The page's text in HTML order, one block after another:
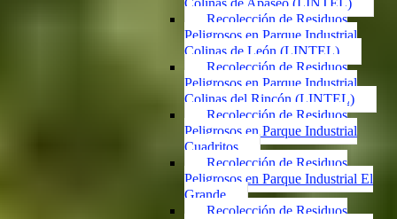
Colinas de Apaseo (LINTEL)
Recolección de Residuos
Peligrosos en Parque Industrial
Colinas de León (LINTEL)
Recolección de Residuos
Peligrosos en Parque Industrial
Colinas del Rincón (LINTEL)
Recolección de Residuos
Peligrosos en Parque Industrial
Cuadritos
Recolección de Residuos
Peligrosos en Parque Industrial El
Grande
Recolección de Residuos